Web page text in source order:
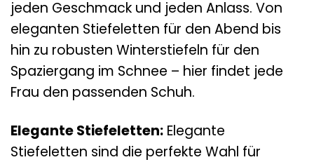
jeden Geschmack und jeden Anlass. Von
eleganten Stiefeletten für den Abend bis
hin zu robusten Winterstiefeln für den
Spaziergang im Schnee – hier findet jede
Frau den passenden Schuh.
Elegante Stiefeletten: Elegante
Stiefeletten sind die perfekte Wahl für